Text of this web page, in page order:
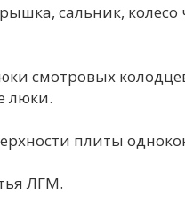
сальник,
смотровых
люки.
плиты
ЛГМ.